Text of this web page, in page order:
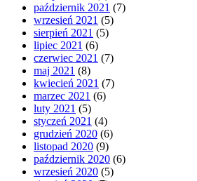
październik 2021 (7)
wrzesień 2021 (5)
sierpień 2021 (5)
lipiec 2021 (6)
czerwiec 2021 (7)
maj 2021 (8)
kwiecień 2021 (7)
marzec 2021 (6)
luty 2021 (5)
styczeń 2021 (4)
grudzień 2020 (6)
listopad 2020 (9)
październik 2020 (6)
wrzesień 2020 (5)